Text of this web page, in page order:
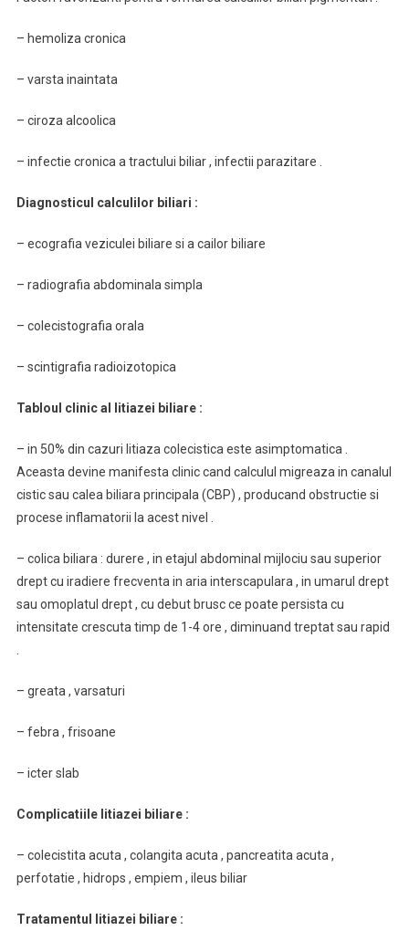
– hemoliza cronica
– varsta inaintata
– ciroza alcoolica
– infectie cronica a tractului biliar , infectii parazitare .
Diagnosticul calculilor biliari :
– ecografia veziculei biliare si a cailor biliare
– radiografia abdominala simpla
– colecistografia orala
– scintigrafia radioizotopica
Tabloul clinic al litiazei biliare :
– in 50% din cazuri litiaza colecistica este asimptomatica .
Aceasta devine manifesta clinic cand calculul migreaza in canalul
cistic sau calea biliara principala (CBP) , producand obstructie si
procese inflamatorii la acest nivel .
– colica biliara : durere , in etajul abdominal mijlociu sau superior
drept cu iradiere frecventa in aria interscapulara , in umarul drept
sau omoplatul drept , cu debut brusc ce poate persista cu
intensitate crescuta timp de 1-4 ore , diminuand treptat sau rapid
– greata , varsaturi
– febra , frisoane
– icter slab
Complicatiile litiazei biliare :
– colecistita acuta , colangita acuta , pancreatita acuta ,
perfotatie , hidrops , empiem , ileus biliar
Tratamentul litiazei biliare :